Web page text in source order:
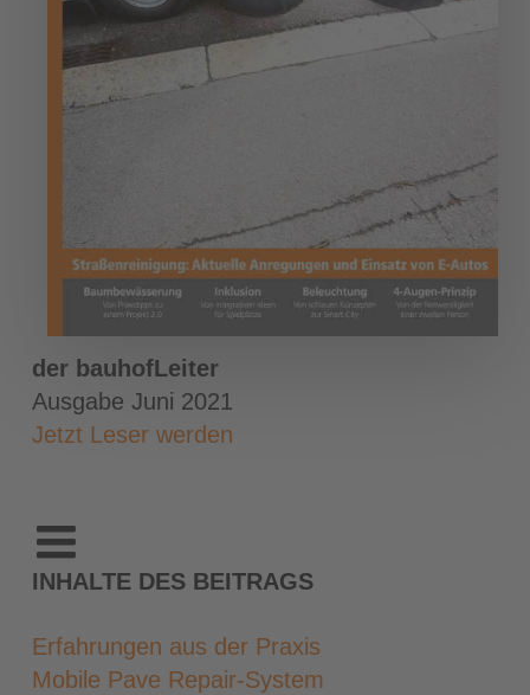
der bauhofLeiter
Ausgabe Juni 2021
Jetzt Leser werden
INHALTE DES BEITRAGS
Erfahrungen aus der Praxis
Mobile Pave Repair-System